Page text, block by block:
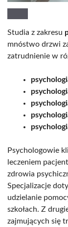
Studia z zakresu
mnóstwo drzwi
zatrudnienie w
Psychologowie
leczeniem
zdrowia
Specjalizacje
udzielanie
szkołach. Z
zajmujących się